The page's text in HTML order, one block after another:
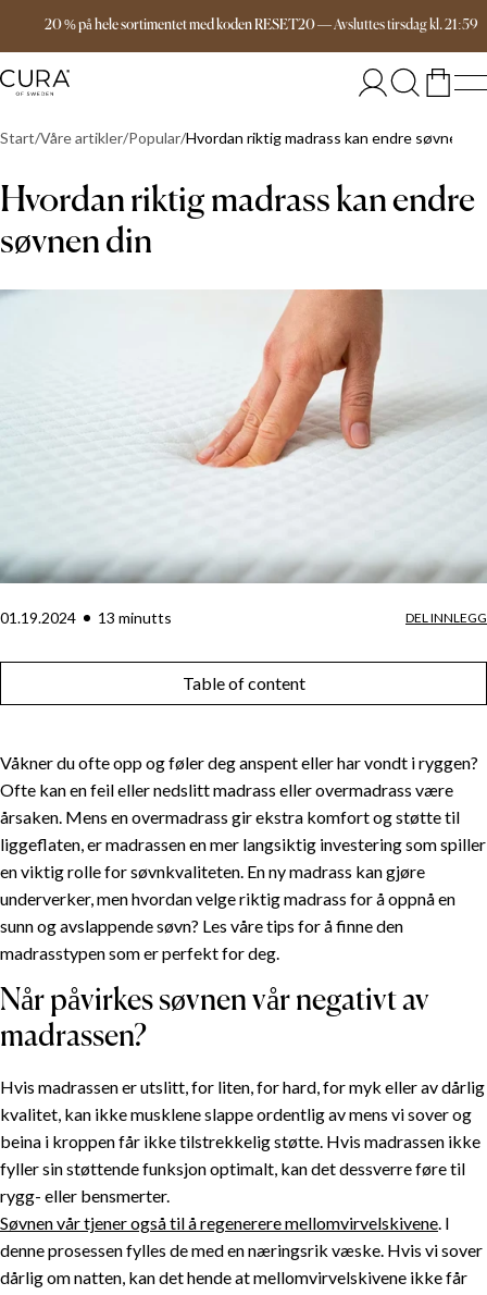
20 % på hele sortimentet med koden RESET20—Avsluttestirsdagkl.21:59
Gratis frakt over 1599 kr
Start Våre artikler Popular Hvordan riktig madrass kan endre søvnen
Hvordan riktig madrass kan endre
søvnen din
01.19.2024 13 minutts DEL INNLEGG
Table of content
Våkner du ofte opp og føler deg anspent eller har vondt i ryggen?
Ofte kan en feil eller nedslitt madrass eller overmadrass være
årsaken. Mens en overmadrass gir ekstra komfort og støtte til
liggeflaten, er madrassen en mer langsiktig investering som spiller
en viktig rolle for søvnkvaliteten. En ny madrass kan gjøre
underverker, men hvordan velge riktig madrass for å oppnå en
sunn og avslappende søvn? Les våre tips for å finne den
madrasstypen som er perfekt for deg.
Når påvirkes søvnen vår negativt av
madrassen?
Hvis madrassen er utslitt, for liten, for hard, for myk eller av dårlig
kvalitet, kan ikke musklene slappe ordentlig av mens vi sover og
beina i kroppen får ikke tilstrekkelig støtte. Hvis madrassen ikke
fyller sin støttende funksjon optimalt, kan det dessverre føre til
rygg- eller bensmerter.
Søvnen vår tjener også til å regenerere mellomvirvelskivene. I
denne prosessen fylles de med en næringsrik væske. Hvis vi sover
dårlig om natten, kan det hende at mellomvirvelskivene ikke får